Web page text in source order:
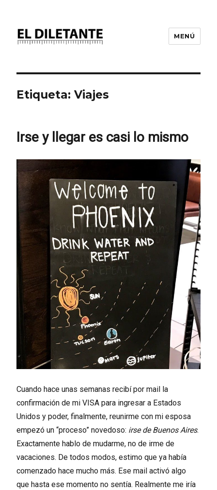
MENÚ
Etiqueta:Viajes
Irse y llegar es casi lo mismo
Cuando hace unas semanas recibí por mail la
confirmación de mi VISA para ingresar a Estados
Unidos y poder, finalmente, reunirme con mi esposa
empezó un “proceso” novedoso: irse de Buenos Aires.
Exactamente hablo de mudarme, no de irme de
vacaciones. De todos modos, estimo que ya había
comenzado hace mucho más. Ese mail activó algo
que hasta ese momento no sentía. Realmente me iría